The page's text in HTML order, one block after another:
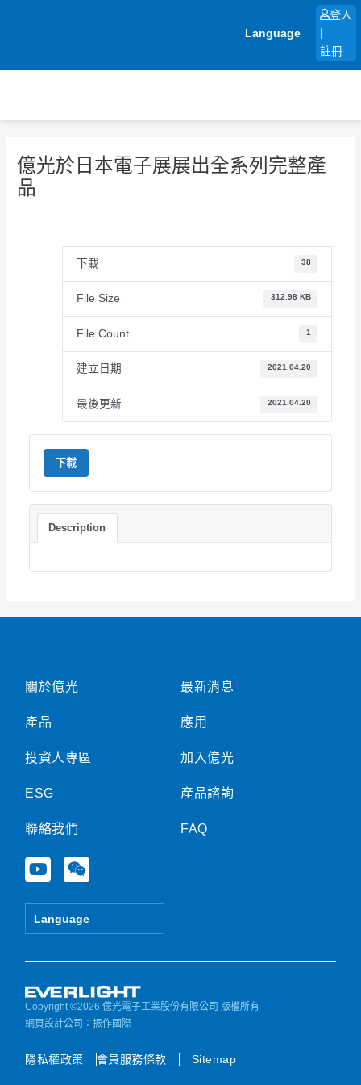
Language
登入
註冊
億光於日本電子展展出全系列完整產
品
下載 38
File Size 312.98 KB
File Count 1
建立日期 2021.04.20
最後更新 2021.04.20
下載
Description
關於億光
產品
投資人專區
ESG
聯絡我們
Y
o
u
e
W
e
i
Language
最新消息
應用
加入億光
產品諮詢
FAQ
Copyright ©2026 億光電子工業股份有限公司 版權所有
網頁設計公司 ：振作國際
隱私權政策 會員服務條款 Sitemap